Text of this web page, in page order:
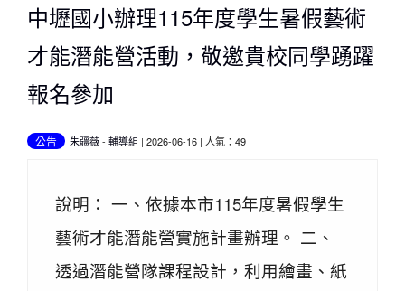
中壢國小辦理115年度學生暑假藝術
才能潛能營活動，敬邀貴校同學踴躍
報名參加
公告 朱疆薇- 輔導組 | 2026-06-16 | 人氣：49
說明： 一、依據本市115年度暑假學生
藝術才能潛能營實施計畫辦理。 二、
透過潛能營隊課程設計，利用繪畫、紙